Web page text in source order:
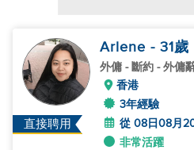
直接聘用
Arlene - 31歲
外傭 - 斷約 - 外傭
香港
3年經驗
從 08日08月
非常活躍